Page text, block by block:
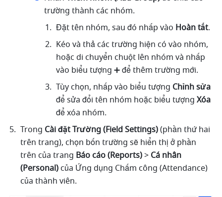
trường thành các nhóm.
Đặt tên nhóm, sau đó nhấp vào Hoàn tất.
Kéo và thả các trường hiện có vào nhóm,
hoặc di chuyển chuột lên nhóm và nhấp
vào biểu tượng ➕ để thêm trường mới.
Tùy chọn, nhấp vào biểu tượng Chỉnh sửa
để sửa đổi tên nhóm hoặc biểu tượng Xóa
để xóa nhóm.
Trong Cài đặt Trường (Field Settings) (phần thứ hai
trên trang), chọn bốn trường sẽ hiển thị ở phần
trên của trang Báo cáo (Reports) > Cá nhân
(Personal) của Ứng dụng Chấm công (Attendance)
của thành viên.